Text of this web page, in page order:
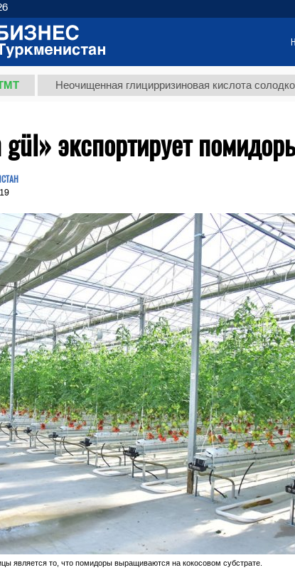
Неочищенная глицирризиновая кислота солодкового
экспортирует
является то, что помидоры выращиваются на кокосовом субстрате.